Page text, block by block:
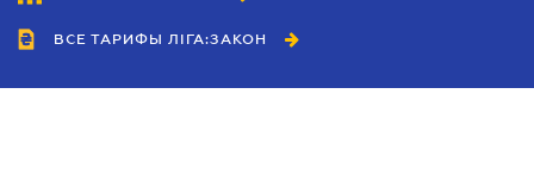
ВСЕ ТАРИФЫ ЛІГА:ЗАКОН